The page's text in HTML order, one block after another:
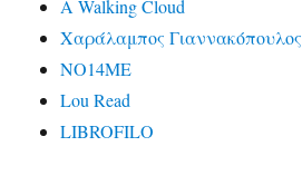
A Walking Cloud
Χαράλαμπος Γιαννακόπουλος
ΝΟ14ΜΕ
Lou Read
LIBROFILO